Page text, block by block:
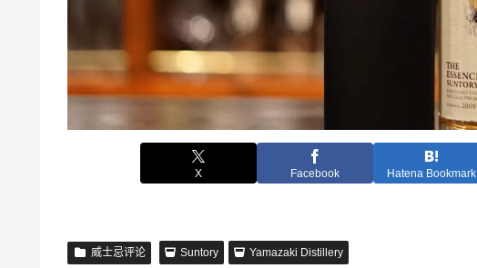
X Facebook Hatena Bookmark
威士忌评论 Suntory Yamazaki Distillery